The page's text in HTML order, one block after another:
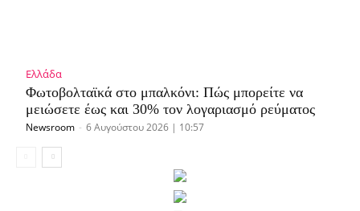
Ελλάδα
Φωτοβολταϊκά στο μπαλκόνι: Πώς μπορείτε να
μειώσετε έως και 30% τον λογαριασμό ρεύματος
Newsroom - 6 Αυγούστου 2026 | 10:57